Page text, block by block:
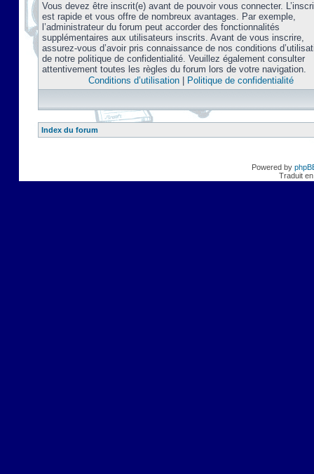
Vous devez être inscrit(e) avant de pouvoir vous connecter.
est rapide et vous offre de nombreux avantages. Par exemple,
l’administrateur du forum peut accorder des fonctionnalités
supplémentaires aux utilisateurs inscrits. Avant de vous inscrire,
assurez-vous d’avoir pris connaissance de nos conditions
de notre politique de confidentialité. Veuillez également consulter
attentivement toutes les règles du forum lors de votre navigation.
Conditions d’utilisation| Politique de confidentialité
Index du forum
Powered by
Traduit